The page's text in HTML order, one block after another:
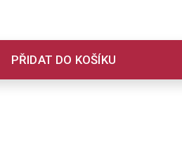
PŘIDAT DO KOŠÍKU